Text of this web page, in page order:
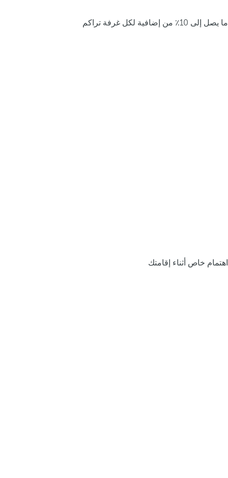
ما يصل إلى 10٪ من إضافية لكل غرفة تراكم
اهتمام خاص أثناء إقامتك